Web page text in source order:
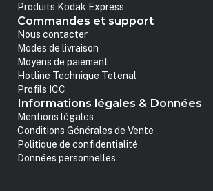
Produits Kodak Express
Commandes et support
Nous contacter
Modes de livraison
Moyens de paiement
Hotline Technique Tetenal
Profils ICC
Informations légales & Données
Mentions légales
Conditions Générales de Vente
Politique de confidentialité
Données personnelles